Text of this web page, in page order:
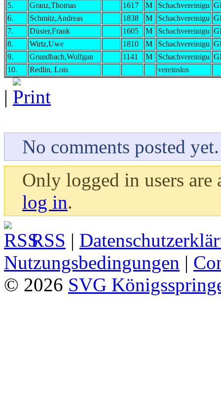
5.
Granz,Thomas 1617 M Schachvereinigu
6.
Schmitz,Andreas 1838 M Schachvereinigu
7.
Düster,Frank 1605 M Schachvereinigu
8.
Wirtz,Uwe 1810 M Schachvereinigu
9.
Grundbach,Wolfgan 1141 M Schachvereinigu
10.
Redlin, Lois vereinslos
|
No comments posted yet.
Only logged in users
log in.
RSS |
Nutzungsbedingungen |
© 2026 SVG